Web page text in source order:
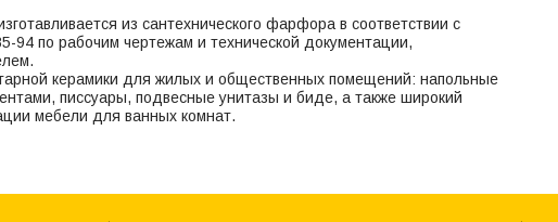
из сантехнического фарфора в соответствии с
по рабочим чертежам и технической документации,
керамики для жилых и общественных помещений: напольные
писсуары, подвесные унитазы и биде, а также широкий
мебели для ванных комнат.